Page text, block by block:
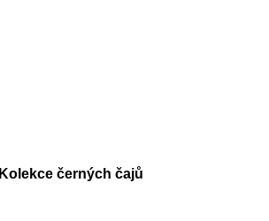
Kolekce černých čajů